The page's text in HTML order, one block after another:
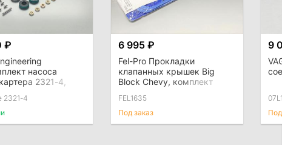
₽
насоса
2321-4,
2321-4
6 995 ₽
Fel-Pro Прокладки
клапанных крышек Big
Block Chevy, комплект
FEL1635
Под заказ
9